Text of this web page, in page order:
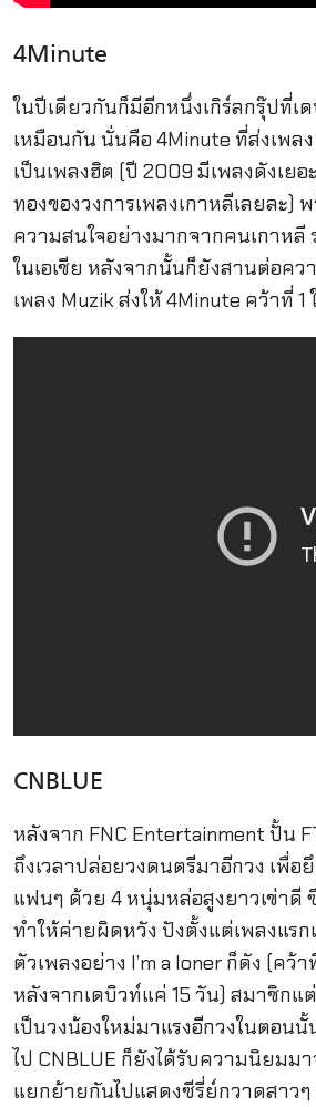
4Minute
ในปีเดียวกันก็มีอีกหนึ่งเกิร์ลกรุ๊ปที่เ
เหมือนกัน นั่นคือ 4Minute ที่ส่งเพล
เป็นเพลงฮิต (ปี 2009 มีเพลงดังเยอ
ทองของวงการเพลงเกาหลีเลยละ)
ความสนใจอย่างมากจากคนเกาหลี
ในเอเชีย หลังจากนั้นก็ยังสานต่อคว
เพลง Muzik ส่งให้ 4Minute คว้าที่ 1
CNBLUE
หลังจาก FNC Entertainment ปั้น
ถึงเวลาปล่อยวงดนตรีมาอีกวง เพื่อ
แฟนๆ ด้วย 4 หนุ่มหล่อสูงยาวเข่าดี
ทำให้ค่ายผิดหวัง ปังตั้งแต่เพลงแร
ตัวเพลงอย่าง I’m a loner ก็ดัง (คว้า
หลังจากเดบิวท์แค่ 15 วัน) สมาชิกแ
เป็นวงน้องใหม่มาแรงอีกวงในตอนนั้
ไป CNBLUE ก็ยังได้รับความนิยมม
แยกย้ายกันไปแสดงซีรี่ย์กวาดสาวๆ